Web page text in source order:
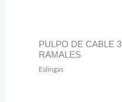
PULPO DE CABLE 3
RAMALES
Eslingas